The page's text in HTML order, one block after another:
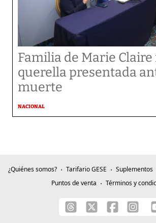
Familia de Marie Claire
querella presentada
muerte
NACIONAL
¿Quiénes somos? Tarifario GESE Suplementos
Puntos de venta
Términos y